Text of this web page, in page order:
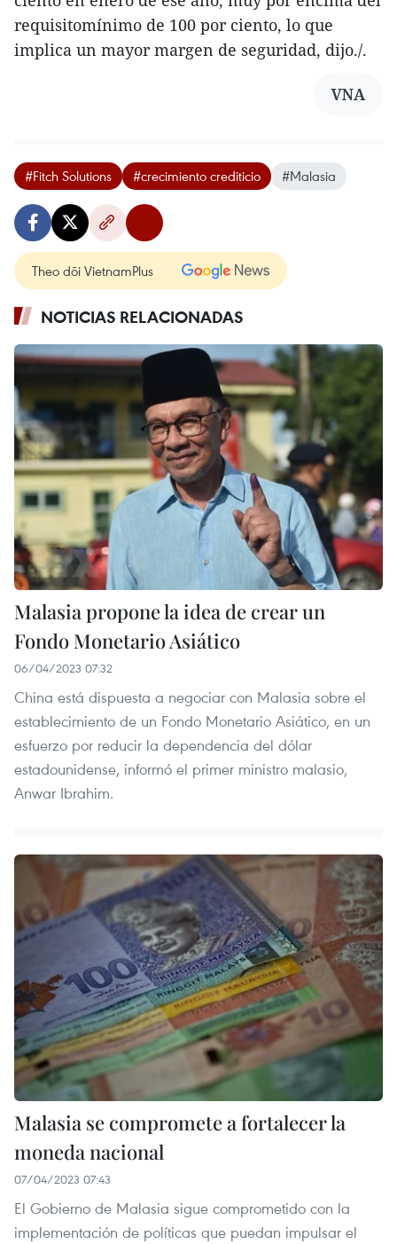
requisitomínimo de 100 por ciento, lo que
implica un mayor margen de seguridad, dijo./.
VNA
#Fitch Solutions #crecimiento crediticio #Malasia
Theo dõi VietnamPlus
NOTICIAS RELACIONADAS
Malasia propone la idea de crear un
Fondo Monetario Asiático
06/04/2023 07:32
China está dispuesta a negociar con Malasia sobre el
establecimiento de un Fondo Monetario Asiático, en un
esfuerzo por reducir la dependencia del dólar
estadounidense, informó el primer ministro malasio,
Anwar Ibrahim.
Malasia se compromete a fortalecer la
moneda nacional
07/04/2023 07:43
El Gobierno de Malasia sigue comprometido con la
implementación de políticas que puedan impulsar el